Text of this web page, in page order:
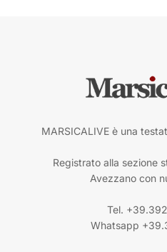
MARSICALIVE è una
Registrato alla sezione
Avezzano con
Tel.
Whatsapp